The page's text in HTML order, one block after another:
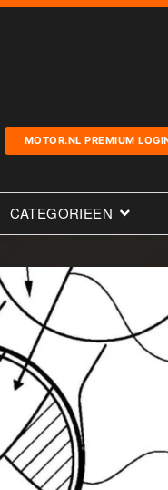
MOTOR.NL PREMIUM
CATEGORIEEN